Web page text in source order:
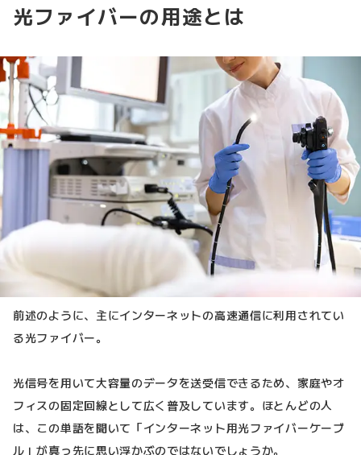
光ファイバーの用途とは
前述のように、主にインターネットの高速通信に利用されてい
る光ファイバー。
光信号を用いて大容量のデータを送受信できるため、家庭やオ
フィスの固定回線として広く普及しています。ほとんどの人
は、この単語を聞いて「インターネット用光ファイバーケーブ
ル」が真っ先に思い浮かぶのではないでしょうか。